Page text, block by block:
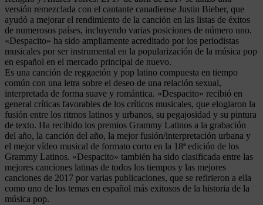
versión remezclada con el cantante canadiense Justin Bieber, que
ayudó a mejorar el rendimiento de la canción en las listas de éxitos
de numerosos países, incluyendo varias posiciones de número uno.
«Despacito» ha sido ampliamente acreditado por los periodistas
musicales por ser instrumental en la popularización de la música pop
en español en el mercado principal de nuevo.
Es una canción de reggaetón y pop latino compuesta en tiempo
común con una letra sobre el deseo de una relación sexual,
interpretada de forma suave y romántica. «Despacito» recibió en
general críticas favorables de los críticos musicales, que elogiaron la
fusión entre los ritmos latinos y urbanos, su pegajosidad y su pintura
de texto. Ha recibido los premios Grammy Latinos a la grabación
del año, la canción del año, la mejor fusión/interpretación urbana y
el mejor vídeo musical de formato corto en la 18ª edición de los
Grammy Latinos. «Despacito» también ha sido clasificada entre las
mejores canciones latinas de todos los tiempos y las mejores
canciones de 2017 por varias publicaciones, que se refirieron a ella
como uno de los temas en español más exitosos de la historia de la
música pop.